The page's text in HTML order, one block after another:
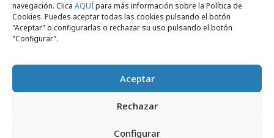
navegación. Clica AQUÍpara más información sobre la Política de
Cookies. Puedes aceptar todas las cookies pulsando el botón
"Aceptar" o configurarlas o rechazar su uso pulsando el botón
"Configurar".
Aceptar
Rechazar
Configurar
El principal motor de crecimiento de las